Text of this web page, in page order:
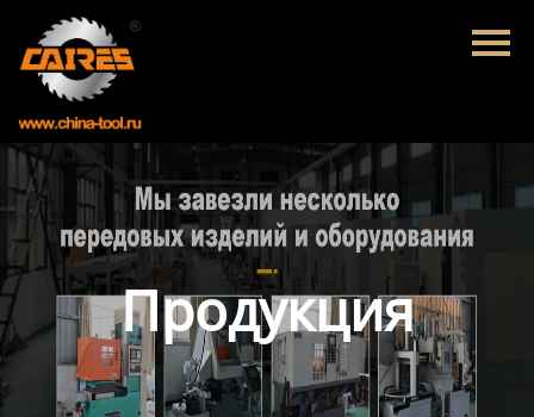
Главная
Продукция
Новости
О нас
Контакты
Продукция